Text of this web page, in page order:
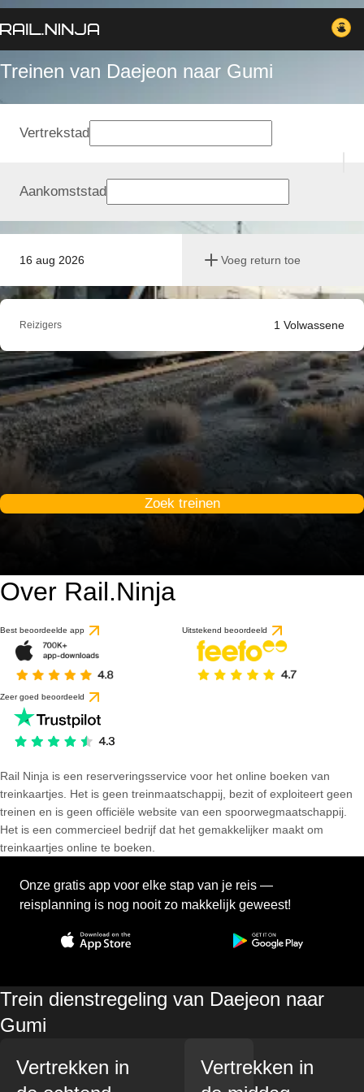
Treinen van Daejeon naar Gumi
16 aug 2026 Voeg return toe
Vertrekstad
Aankomststad
Reizigers 1 Volwassene
Zoek treinen
Over Rail.Ninja
Best beoordeelde app Uitstekend beoordeeld
Zeer goed beoordeeld
Rail Ninja is een reserveringsservice voor het online boeken van
treinkaartjes. Het is geen treinmaatschappij, bezit of exploiteert geen
treinen en is geen officiële website van een spoorwegmaatschappij.
Het is een commercieel bedrijf dat het gemakkelijker maakt om
treinkaartjes online te boeken.
Onze gratis app voor elke stap van je reis —
reisplanning is nog nooit zo makkelijk geweest!
Trein dienstregeling van Daejeon naar
Gumi
Vertrekken in
Vertrekken in